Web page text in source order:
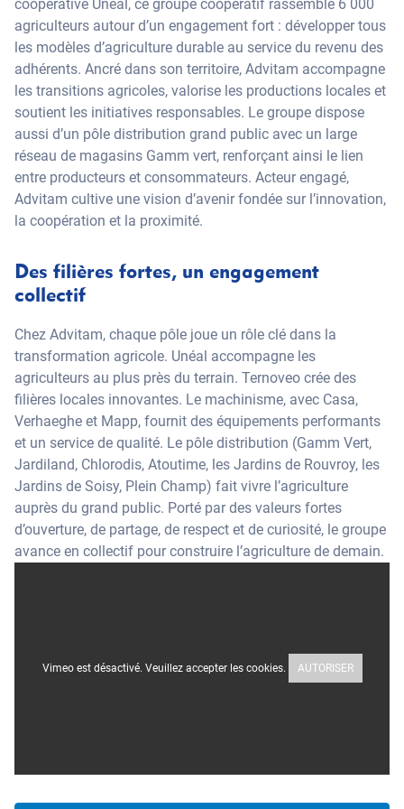
coopérative Unéal, ce groupe coopératif rassemble 6 000
agriculteurs autour d’un engagement fort : développer tous
les modèles d’agriculture durable au service du revenu des
adhérents. Ancré dans son territoire, Advitam accompagne
les transitions agricoles, valorise les productions locales et
soutient les initiatives responsables. Le groupe dispose
aussi d’un pôle distribution grand public avec un large
réseau de magasins Gamm vert, renforçant ainsi le lien
entre producteurs et consommateurs. Acteur engagé,
Advitam cultive une vision d’avenir fondée sur l’innovation,
la coopération et la proximité.
Des filières fortes, un engagement
collectif
Chez Advitam, chaque pôle joue un rôle clé dans la
transformation agricole. Unéal accompagne les
agriculteurs au plus près du terrain. Ternoveo crée des
filières locales innovantes. Le machinisme, avec Casa,
Verhaeghe et Mapp, fournit des équipements performants
et un service de qualité. Le pôle distribution (Gamm Vert,
Jardiland, Chlorodis, Atoutime, les Jardins de Rouvroy, les
Jardins de Soisy, Plein Champ) fait vivre l’agriculture
auprès du grand public. Porté par des valeurs fortes
d’ouverture, de partage, de respect et de curiosité, le groupe
avance en collectif pour construire l’agriculture de demain.
Vimeo est désactivé. Veuillez accepter les cookies. AUTORISER